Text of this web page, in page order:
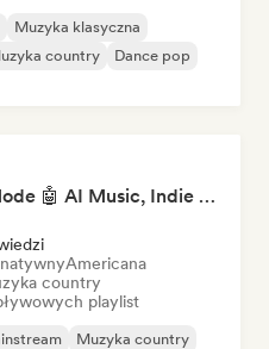
Muzyka klasyczna
country
Dance pop
Pop Machine Mode 🤖 AI Music, Indie Pop & Dream Pop
Americana
country
playlist
Muzyka country